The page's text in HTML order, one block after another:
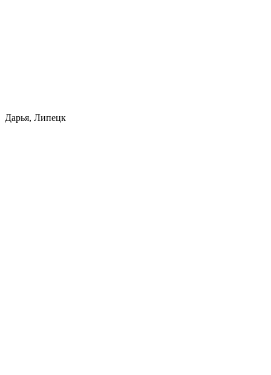
Дарья, Липецк